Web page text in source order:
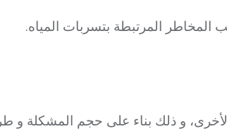
المرتبطة بتسربات المياه.
و ذلك بناء على حجم المشكلة و